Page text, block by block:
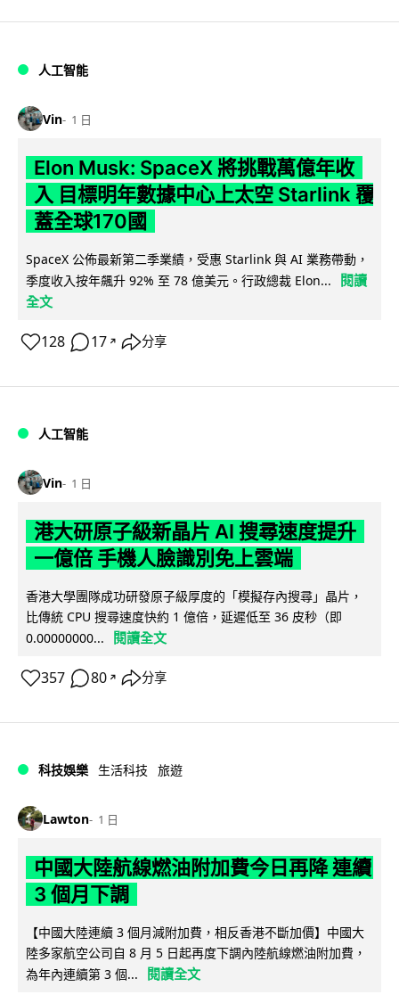
人工智能
Vin 1 日
Elon Musk: SpaceX 將挑戰萬億年收
入 目標明年數據中心上太空 Starlink 覆
蓋全球170國
SpaceX 公佈最新第二季業績，受惠 Starlink 與 AI 業務帶動，
季度收入按年飆升 92% 至 78 億美元。行政總裁 Elon...
閱讀
全文
128 17 ↗ 分享
人工智能
Vin 1 日
港大研原子級新晶片 AI 搜尋速度提升
一億倍 手機人臉識別免上雲端
香港大學團隊成功研發原子級厚度的「模擬存內搜尋」晶片，
比傳統 CPU 搜尋速度快約 1 億倍，延遲低至 36 皮秒（即
0.00000000...
閱讀全文
357 80 ↗ 分享
科技娛樂 生活科技 旅遊
Lawton 1 日
中國大陸航線燃油附加費今日再降 連續
3 個月下調
【中國大陸連續 3 個月減附加費，相反香港不斷加價】中國大
陸多家航空公司自 8 月 5 日起再度下調內陸航線燃油附加費，
為年內連續第 3 個...
閱讀全文